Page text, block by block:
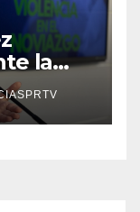
la